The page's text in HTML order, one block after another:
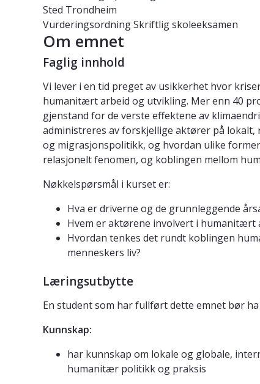
Sted Trondheim
VurderingsordningSkriftlig skoleeksamen
Om emnet
Faglig innhold
Vi lever i en tid preget av usikkerhet hvor
humanitært arbeid og utvikling. Mer enn 40
gjenstand for de verste effektene av
administreres av forskjellige aktører på
og migrasjonspolitikk, og hvordan ulike
relasjonelt fenomen, og koblingen mellom
Nøkkelspørsmål i kurset er:
Hva er driverne og de grunnleggende
Hvem er aktørene involvert i
Hvordan tenkes det rundt koblingen
menneskers liv?
Læringsutbytte
En student som har fullført dette emnet bør
Kunnskap:
har kunnskap om lokale og globale,
humanitær politikk og praksis